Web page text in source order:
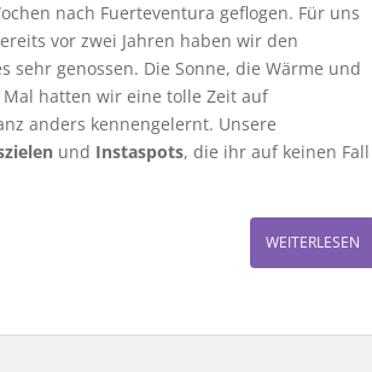
nach Fuerteventura geflogen. Für uns
vor zwei Jahren haben wir den
sehr genossen. Die Sonne, die Wärme und
hatten wir eine tolle Zeit auf
anders kennengelernt. Unsere
und Instaspots, die ihr auf keinen Fall
WEITERLESEN